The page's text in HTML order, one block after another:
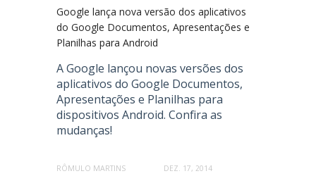
Google lança nova versão dos aplicativos
do Google Documentos, Apresentações e
Planilhas para Android
A Google lançou novas versões dos
aplicativos do Google Documentos,
Apresentações e Planilhas para
dispositivos Android. Confira as
mudanças!
RÔMULO MARTINS DEZ. 17, 2014